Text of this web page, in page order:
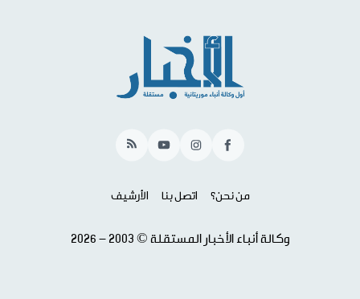
Facebook
Instagram
YouTube
RSS
من نحن؟ اتصل بنا الأرشيف
وكالة أنباء الأخبار المستقلة © 2003 - 2026